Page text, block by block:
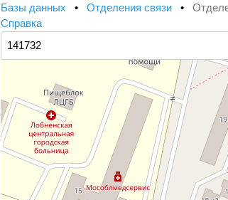
Базы данных • Отделения связи •
Справка